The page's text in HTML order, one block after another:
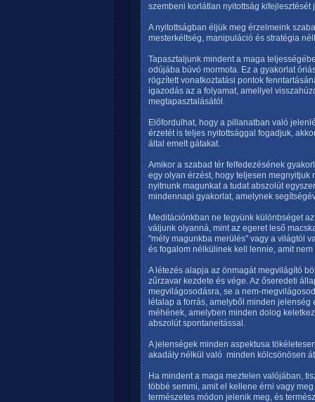
szembeni korlátlan nyitottság kifejlesztését
A nyitottságban éljük meg érzelmeink
mesterkéltség, manipuláció és stratégia
Tapasztaljunk mindent a maga
odújába búvó mormota. Ez a gyakorlat
rögzített vonatkoztatási pontok
igazodás az a folyamat, amellyel
megtapasztalásától.
Előfordulhat, hogy a pillanatban való
érzetét is teljes nyitottsággal fogadjuk,
által emelt gátakat.
Amikor a szabad tér felfedezésének
egy olyan érzést, hogy teljesen
nyitnunk magunkat a tudat abszolút
mindennapi gyakorlat, amelynek
Meditációnkban ne tegyünk különbséget
váljunk olyanná, mint az egeret leső
"mély magunkba merülés" vagy a világtól
és fogalom nélkülinek kell lennie, amit
A létezés alapja az önmagát megvilágító
zűrzavar kezdete és vége. Az őseredeti
megvilágosodásra, se a nem-
létalap a forrás, amelyből minden
méhének, amelyben minden dolog
abszolút spontaneitással.
A jelenségek minden aspektusa
akadály nélkül való  minden kölcsönösen
Ha mindent a maga meztelen valójában,
többé semmi, amit el kellene érni vagy
természetes módon jelenik meg, és